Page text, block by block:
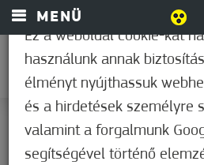
MENÜ
Nem értékelt
Ez a weboldal cookie-kat
használunk annak
élményt nyújthassuk
és a hirdetések személyre
valamint a forgalmunk
segítségével történő